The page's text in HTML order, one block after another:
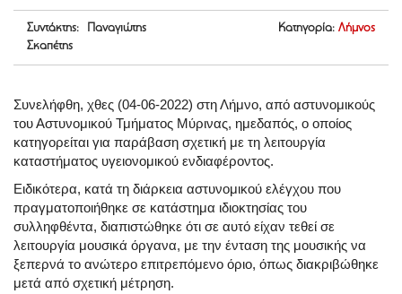
Συντάκτης: Παναγιώτης
Σκαπέτης
Κατηγορία: Λήμνος
Συνελήφθη, χθες (04-06-2022) στη Λήμνο, από αστυνομικούς
του Αστυνομικού Τμήματος Μύρινας, ημεδαπός, ο οποίος
κατηγορείται για παράβαση σχετική με τη λειτουργία
καταστήματος υγειονομικού ενδιαφέροντος.
Ειδικότερα, κατά τη διάρκεια αστυνομικού ελέγχου που
πραγματοποιήθηκε σε κατάστημα ιδιοκτησίας του
συλληφθέντα, διαπιστώθηκε ότι σε αυτό είχαν τεθεί σε
λειτουργία μουσικά όργανα, με την ένταση της μουσικής να
ξεπερνά το ανώτερο επιτρεπόμενο όριο, όπως διακριβώθηκε
μετά από σχετική μέτρηση.